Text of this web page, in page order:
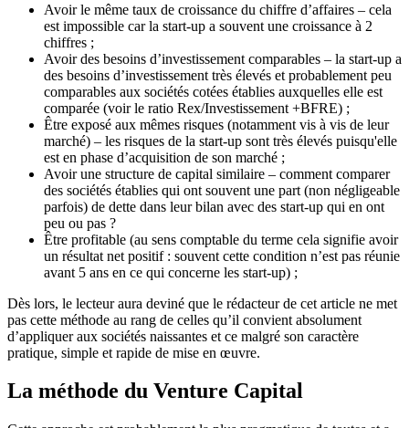
Avoir le même taux de croissance du chiffre d’affaires – cela
est impossible car la start-up a souvent une croissance à 2
chiffres ;
Avoir des besoins d’investissement comparables – la start-up a
des besoins d’investissement très élevés et probablement peu
comparables aux sociétés cotées établies auxquelles elle est
comparée (voir le ratio Rex/Investissement +BFRE) ;
Être exposé aux mêmes risques (notamment vis à vis de leur
marché) – les risques de la start-up sont très élevés puisqu'elle
est en phase d’acquisition de son marché ;
Avoir une structure de capital similaire – comment comparer
des sociétés établies qui ont souvent une part (non négligeable
parfois) de dette dans leur bilan avec des start-up qui en ont
peu ou pas ?
Être profitable (au sens comptable du terme cela signifie avoir
un résultat net positif : souvent cette condition n’est pas réunie
avant 5 ans en ce qui concerne les start-up) ;
Dès lors, le lecteur aura deviné que le rédacteur de cet article ne met
pas cette méthode au rang de celles qu’il convient absolument
d’appliquer aux sociétés naissantes et ce malgré son caractère
pratique, simple et rapide de mise en œuvre.
La méthode du Venture Capital